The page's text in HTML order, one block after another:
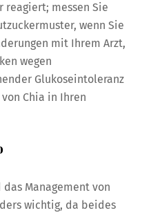
reagiert; messen Sie
wenn Sie
mit Ihrem Arzt,
wegen
Glukoseintoleranz
Chia in Ihren
Management von
wichtig, da beides